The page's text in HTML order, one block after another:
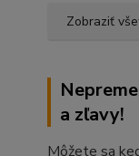
Zobraziť
a zľavy!
Môžete sa